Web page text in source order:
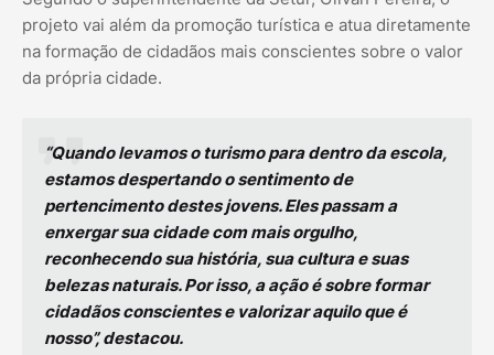
projeto vai além da promoção turística e atua diretamente
na formação de cidadãos mais conscientes sobre o valor
da própria cidade.
“Quando levamos o turismo para dentro da escola,
estamos despertando o sentimento de
pertencimento destes jovens. Eles passam a
enxergar sua cidade com mais orgulho,
reconhecendo sua história, sua cultura e suas
belezas naturais. Por isso, a ação é sobre formar
cidadãos conscientes e valorizar aquilo que é
nosso”, destacou.